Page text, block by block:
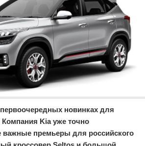
новинках для
Компания Kia уже точно
важные премьеры для российского